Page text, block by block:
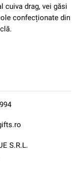
cuiva drag, vei găsi
confecționate din
S.R.L.